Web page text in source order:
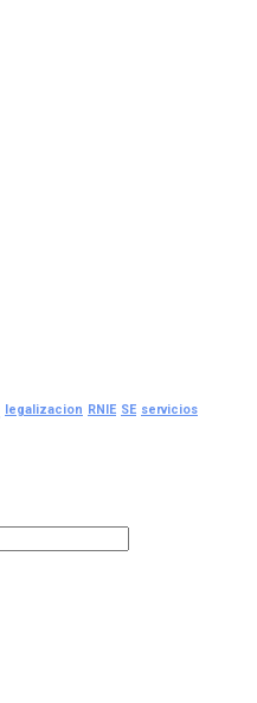
legalizacion RNIE SE servicios